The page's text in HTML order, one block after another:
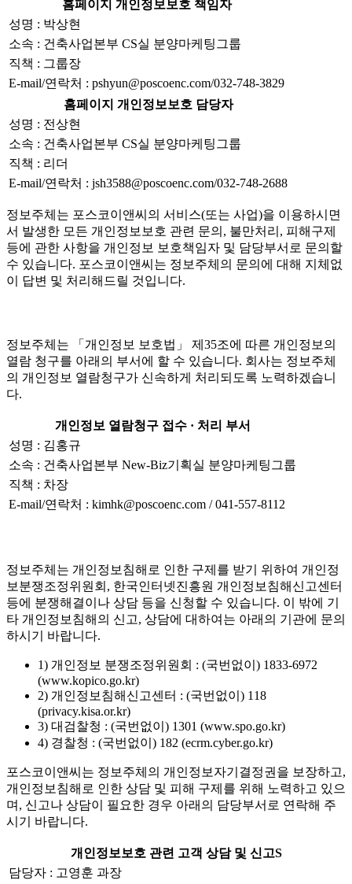
홈페이지 개인정보보호 책임자
성명 : 박상현
소속 : 건축사업본부 CS실 분양마케팅그룹
직책 : 그룹장
E-mail/연락처 : pshyun@poscoenc.com/032-748-3829
홈페이지 개인정보보호 담당자
성명 : 전상현
소속 : 건축사업본부 CS실 분양마케팅그룹
직책 : 리더
E-mail/연락처 : jsh3588@poscoenc.com/032-748-2688
정보주체는 포스코이앤씨의 서비스(또는 사업)을 이용하시면
서 발생한 모든 개인정보보호 관련 문의, 불만처리, 피해구제
등에 관한 사항을 개인정보 보호책임자 및 담당부서로 문의할
수 있습니다. 포스코이앤씨는 정보주체의 문의에 대해 지체없
이 답변 및 처리해드릴 것입니다.
정보주체는 「개인정보 보호법」 제35조에 따른 개인정보의
열람 청구를 아래의 부서에 할 수 있습니다. 회사는 정보주체
의 개인정보 열람청구가 신속하게 처리되도록 노력하겠습니
다.
개인정보 열람청구 접수 · 처리 부서
성명 : 김홍규
소속 : 건축사업본부 New-Biz기획실 분양마케팅그룹
직책 : 차장
E-mail/연락처 : kimhk@poscoenc.com / 041-557-8112
정보주체는 개인정보침해로 인한 구제를 받기 위하여 개인정
보분쟁조정위원회, 한국인터넷진흥원 개인정보침해신고센터
등에 분쟁해결이나 상담 등을 신청할 수 있습니다. 이 밖에 기
타 개인정보침해의 신고, 상담에 대하여는 아래의 기관에 문의
하시기 바랍니다.
1) 개인정보 분쟁조정위원회 : (국번없이) 1833-6972
(www.kopico.go.kr)
2) 개인정보침해신고센터 : (국번없이) 118
(privacy.kisa.or.kr)
3) 대검찰청 : (국번없이) 1301 (www.spo.go.kr)
4) 경찰청 : (국번없이) 182 (ecrm.cyber.go.kr)
포스코이앤씨는 정보주체의 개인정보자기결정권을 보장하고,
개인정보침해로 인한 상담 및 피해 구제를 위해 노력하고 있으
며, 신고나 상담이 필요한 경우 아래의 담당부서로 연락해 주
시기 바랍니다.
개인정보보호 관련 고객 상담 및 신고S
담당자 : 고영훈 과장